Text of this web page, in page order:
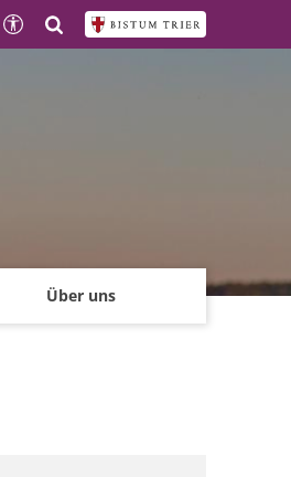
Über uns